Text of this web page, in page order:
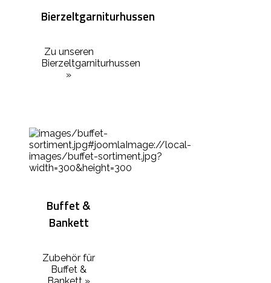
Bierzeltgarniturhussen
Zu unseren
Bierzeltgarniturhussen
»
Buffet &
Bankett
Zubehör für
Buffet &
Bankett »